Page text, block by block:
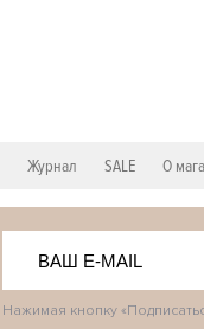
Журнал SALE О
Нажимая кнопку